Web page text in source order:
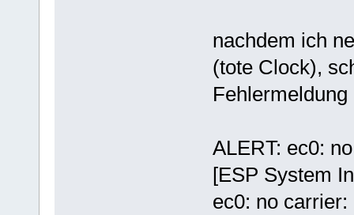
nachdem ich
(tote Clock),
ALERT: ec0:
[ESP System
ec0: no